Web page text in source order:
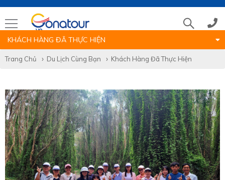
Hotline tour nước ngoài
0786 711 611
Hotline tour trong nước
KHÁCH HÀNG ĐÃ THỰC HIỆN
Trang Chủ Du Lịch Cùng Bạn Khách Hàng Đã Thực Hiện